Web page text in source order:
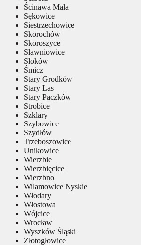
Ścinawa Mała
Sękowice
Siestrzechowice
Skorochów
Skoroszyce
Sławniowice
Słoków
Śmicz
Stary Grodków
Stary Las
Stary Paczków
Strobice
Szklary
Szybowice
Szydłów
Trzeboszowice
Unikowice
Wierzbie
Wierzbięcice
Wierzbno
Wilamowice Nyskie
Włodary
Włostowa
Wójcice
Wrocław
Wyszków Śląski
Złotogłowice